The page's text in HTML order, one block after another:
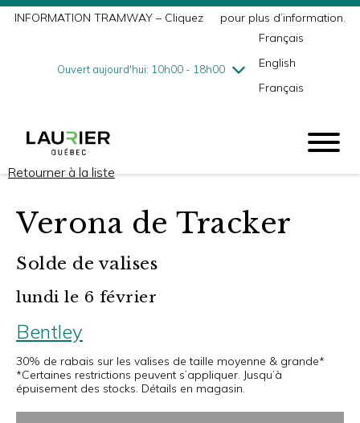
INFORMATION TRAMWAY – Cliquez pour plus d’information.
Ouvert aujourd'hui: 10h00 - 18h00
mercredi8/5
10h00 - 18h00
vendredi8/7
10h00 - 21h00
Français
English
Français
Retourner à la liste
Verona de Tracker
Solde de valises
lundi le 6 février
Bentley
30% de rabais sur les valises de taille moyenne & grande*
*Certaines restrictions peuvent s’appliquer. Jusqu’à
épuisement des stocks. Détails en magasin.